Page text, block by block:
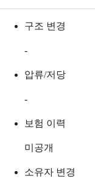
구조 변경
-
압류/저당
-
보험 이력
미공개
소유자 변경